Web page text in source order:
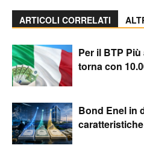
ARTICOLI CORRELATI
Per il BTP
torna con
Bond Enel in
caratteristiche